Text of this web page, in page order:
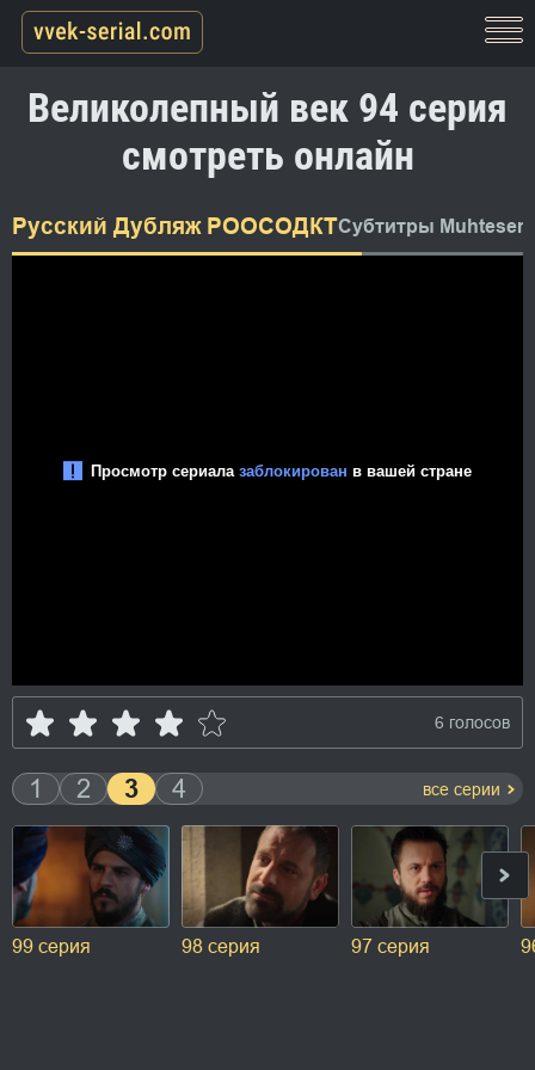
Великолепный век 94 серия
смотреть онлайн
Русский Дубляж РООСОДКТСубтитры
6 голосов
1 2 3 4 все серии
99 серия 98 серия 97 серия